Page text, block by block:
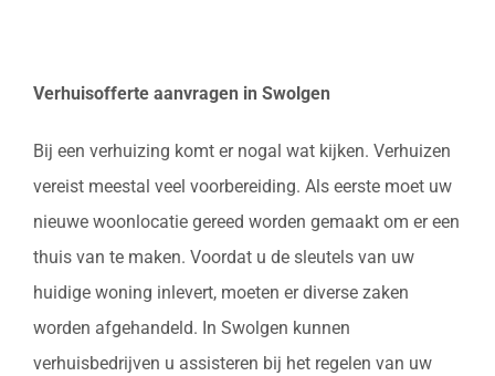
Verhuisofferte aanvragen in Swolgen
Bij een verhuizing komt er nogal wat kijken. Verhuizen
vereist meestal veel voorbereiding. Als eerste moet uw
nieuwe woonlocatie gereed worden gemaakt om er een
thuis van te maken. Voordat u de sleutels van uw
huidige woning inlevert, moeten er diverse zaken
worden afgehandeld. In Swolgen kunnen
verhuisbedrijven u assisteren bij het regelen van uw